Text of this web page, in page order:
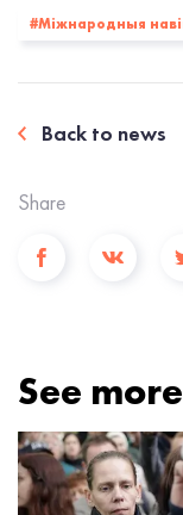
#Міжнародныя
Back to news
Share
See